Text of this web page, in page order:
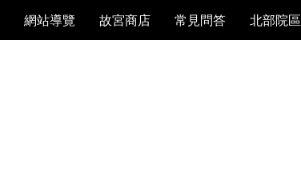
網站導覽 故宮商店 常見問答 北部院區